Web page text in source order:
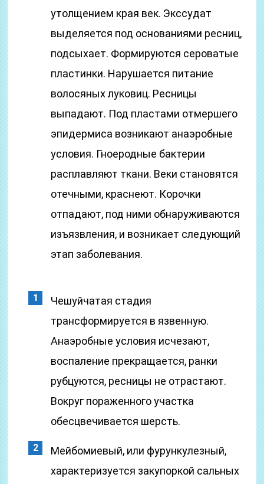
утолщением края век. Экссудат
выделяется под основаниями ресниц,
подсыхает. Формируются сероватые
пластинки. Нарушается питание
волосяных луковиц. Ресницы
выпадают. Под пластами отмершего
эпидермиса возникают анаэробные
условия. Гноеродные бактерии
расплавляют ткани. Веки становятся
отечными, краснеют. Корочки
отпадают, под ними обнаруживаются
изъязвления, и возникает следующий
этап заболевания.
Чешуйчатая стадия
трансформируется в язвенную.
Анаэробные условия исчезают,
воспаление прекращается, ранки
рубцуются, ресницы не отрастают.
Вокруг пораженного участка
обесцвечивается шерсть.
Мейбомиевый, или фурункулезный,
характеризуется закупоркой сальных